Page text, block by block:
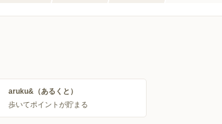
aruku&（あるくと）
歩いてポイントが貯まる